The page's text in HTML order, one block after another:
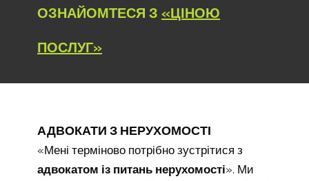
ОЗНАЙОМТЕСЯ З «ЦІНОЮ
ПОСЛУГ»
АДВОКАТИ З НЕРУХОМОСТІ
«Мені терміново потрібно зустрітися з
адвокатом із питань нерухомості». Ми